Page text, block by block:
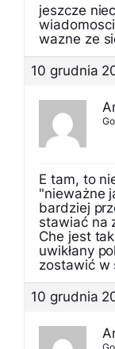
jeszcze
wazne ze
10 grudnia
E tam, to
"nieważne
bardziej
stawiać na
Che jest
uwikłany
zostawić w
10 grudnia